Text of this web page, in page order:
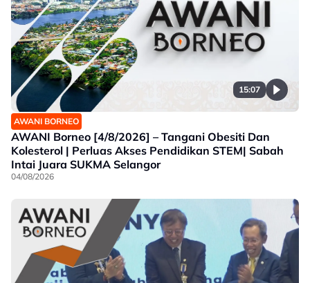
15:07
AWANI BORNEO
AWANI Borneo [4/8/2026] – Tangani Obesiti Dan
Kolesterol | Perluas Akses Pendidikan STEM| Sabah
Intai Juara SUKMA Selangor
04/08/2026